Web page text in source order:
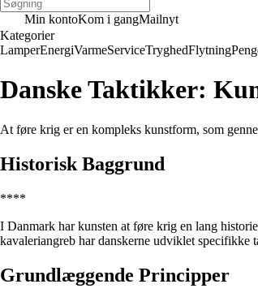
Min kontoKom i gangMailnyt
Kategorier
LamperEnergiVarmeServiceTryghedFlytning
Danske Taktikker:
At føre krig er en kompleks kunstform, som
Historisk Baggrund
****
I Danmark har kunsten at føre krig en lang
kavaleriangreb har danskerne udviklet
Grundlæggende Principper